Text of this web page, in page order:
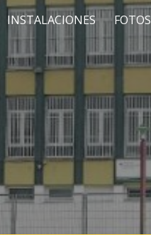
INSTALACIONES FOTOS